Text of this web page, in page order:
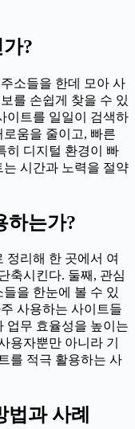
?
소들을 한데 모아 사
를 손쉽게 찾을 수 있
이트를 일일이 검색하
움을 줄이고, 빠른
히 디지털 환경이 빠
시간과 노력을 절약
하는가?
정리해 한 곳에서 여
축시킨다. 둘째, 관심
을 한눈에 볼 수 있
사용하는 사이트들
업무 효율성을 높이는
용자뿐만 아니라 기
를 적극 활용하는 사
과 사례